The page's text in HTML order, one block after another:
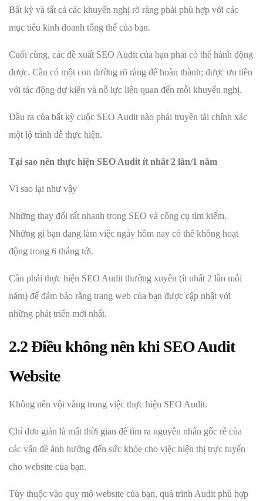
Bất kỳ và tất cả các khuyến nghị rõ ràng phải phù hợp với các
mục tiêu kinh doanh tổng thể của bạn.
Cuối cùng, các đề xuất SEO Audit của bạn phải có thể hành động
được. Cần có một con đường rõ ràng để hoàn thành; được ưu tiên
với tác động dự kiến và nỗ lực liên quan đến mỗi khuyến nghị.
Đầu ra của bất kỳ cuộc SEO Audit nào phải truyền tải chính xác
một lộ trình dễ thực hiện.
Tại sao nên thực hiện SEO Audit ít nhất 2 lần/1 năm
Vì sao lại như vậy
Những thay đổi rất nhanh trong SEO và công cụ tìm kiếm.
Những gì bạn đang làm việc ngày hôm nay có thể không hoạt
động trong 6 tháng tới.
Cần phải thực hiện SEO Audit thường xuyên (ít nhất 2 lần mỗi
năm) để đảm bảo rằng trang web của bạn được cập nhật với
những phát triển mới nhất.
2.2 Điều không nên khi SEO Audit
Website
Không nên vội vàng trong việc thực hiện SEO Audit.
Chỉ đơn giản là mất thời gian để tìm ra nguyên nhân gốc rễ của
các vấn đề ảnh hưởng đến sức khỏe cho việc hiện thị trực tuyến
cho website của bạn.
Tùy thuộc vào quy mô website của bạn, quá trình Audit phù hợp